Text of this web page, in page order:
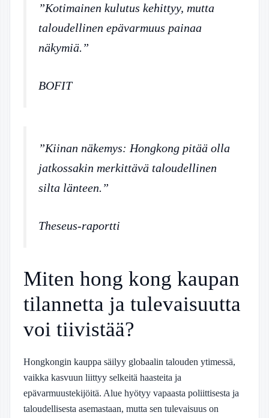
”Kotimainen kulutus kehittyy, mutta
taloudellinen epävarmuus painaa
näkymiä.”
BOFIT
”Kiinan näkemys: Hongkong pitää olla
jatkossakin merkittävä taloudellinen
silta länteen.”
Theseus-raportti
Miten hong kong kaupan
tilannetta ja tulevaisuutta
voi tiivistää?
Hongkongin kauppa säilyy globaalin talouden ytimessä,
vaikka kasvuun liittyy selkeitä haasteita ja
epävarmuustekijöitä. Alue hyötyy vapaasta poliittisesta ja
taloudellisesta asemastaan, mutta sen tulevaisuus on